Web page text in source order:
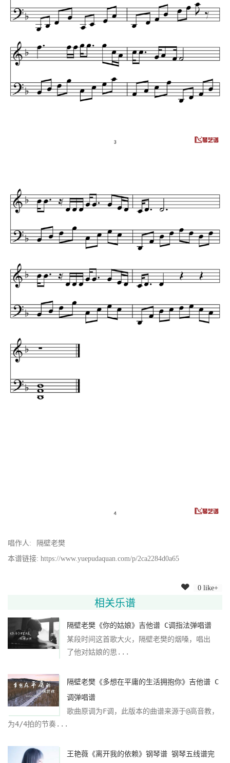
唱作人:
隔壁老樊
本谱链接: https://www.yuepudaquan.com/p/2ca2284d0a65
0 like+
相关乐谱
隔壁老樊《你的姑娘》吉他谱 C调指法弹唱谱
某段时间这首歌大火，隔壁老樊的烟嗓，唱出
了他对姑娘的思...
隔壁老樊《多想在平庸的生活拥抱你》吉他谱 C
调弹唱谱
歌曲原调为F调，此版本的曲谱来源于@高音教，
为4/4拍的节奏...
王艳薇《离开我的依赖》钢琴谱 钢琴五线谱完